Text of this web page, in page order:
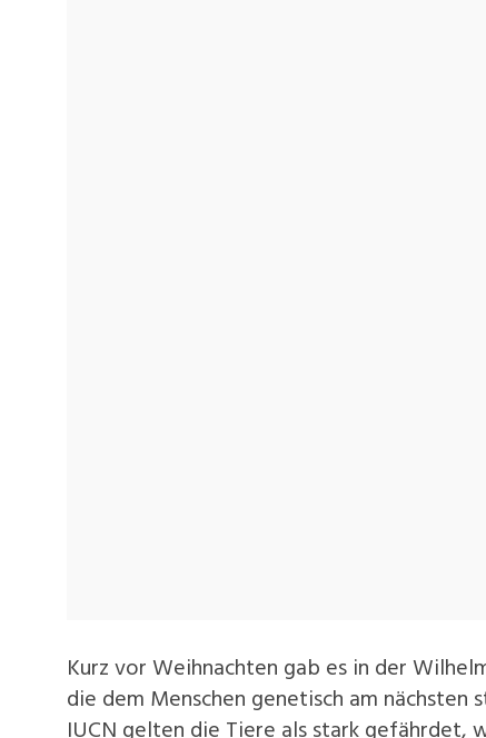
Kurz vor Weihnachten gab es in der
die dem Menschen genetisch am
IUCN gelten die Tiere als stark